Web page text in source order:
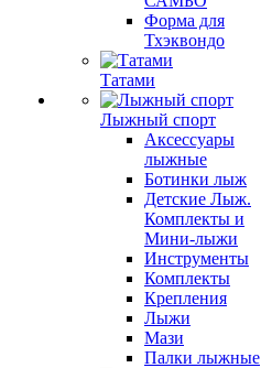
Форма для
Тхэквондо
Татами
Лыжный спорт
Аксессуары
лыжные
Ботинки лыж
Детские Лыж.
Комплекты и
Мини-лыжи
Инструменты
Комплекты
Крепления
Лыжи
Мази
Палки лыжные